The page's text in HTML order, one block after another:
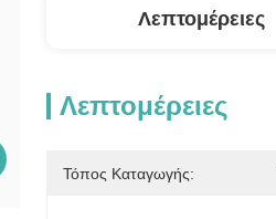
Λεπτομέρειες
Λεπτομέρειες
Τόπος Καταγωγής: